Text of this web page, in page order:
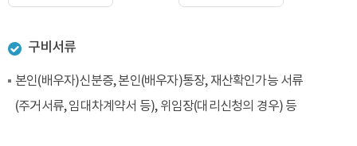
구비서류
본인(배우자)신분증, 본인(배우자)통장, 재산확인가능 서류
(주거서류, 임대차계약서 등), 위임장(대리신청의 경우) 등